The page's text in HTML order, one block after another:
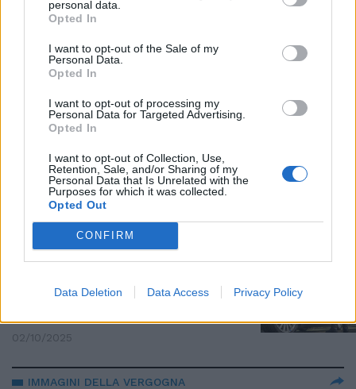
personal data.
Opted In
I want to opt-out of the Sale of my
Personal Data.
Opted In
I want to opt-out of processing my
Personal Data for Targeted Advertising.
Opted In
I want to opt-out of Collection, Use,
Retention, Sale, and/or Sharing of my
Personal Data that Is Unrelated with the
Purposes for which it was collected.
Opted Out
CONFIRM
Data Deletion Data Access Privacy Policy
IL GIALLO
Firenze: coniugi trovati morti in
casa con ferite da taglio
IL CASO
Follia in pieno giorno a Firenze:
"Un immigrato africano sfonda
la vetrina di un concessionario"
11/11/2025
Nepalese minaccia ristoratrice
per farsi consegnare alcolici.
02/10/2025
IMMAGINI DELLA VERGOGNA